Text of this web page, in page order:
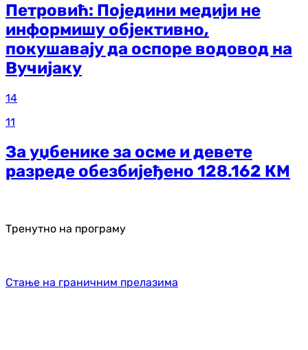
Петровић: Поједини медији не
информишу објективно,
покушавају да оспоре водовод на
Вучијаку
14
11
За уџбенике за осме и девете
разреде обезбијеђено 128.162 КМ
Тренутно на програму
Стање на граничним прелазима